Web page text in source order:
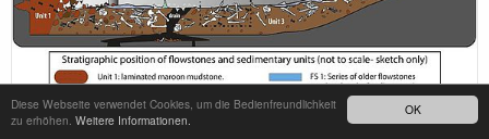
OK
Diese Webseite verwendet Cookies, um die Bedienfreundlichkeit
zu erhöhen. Weitere Informationen.